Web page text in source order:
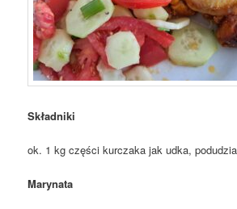
Składniki
ok. 1 kg części kurczaka jak udka,
Marynata